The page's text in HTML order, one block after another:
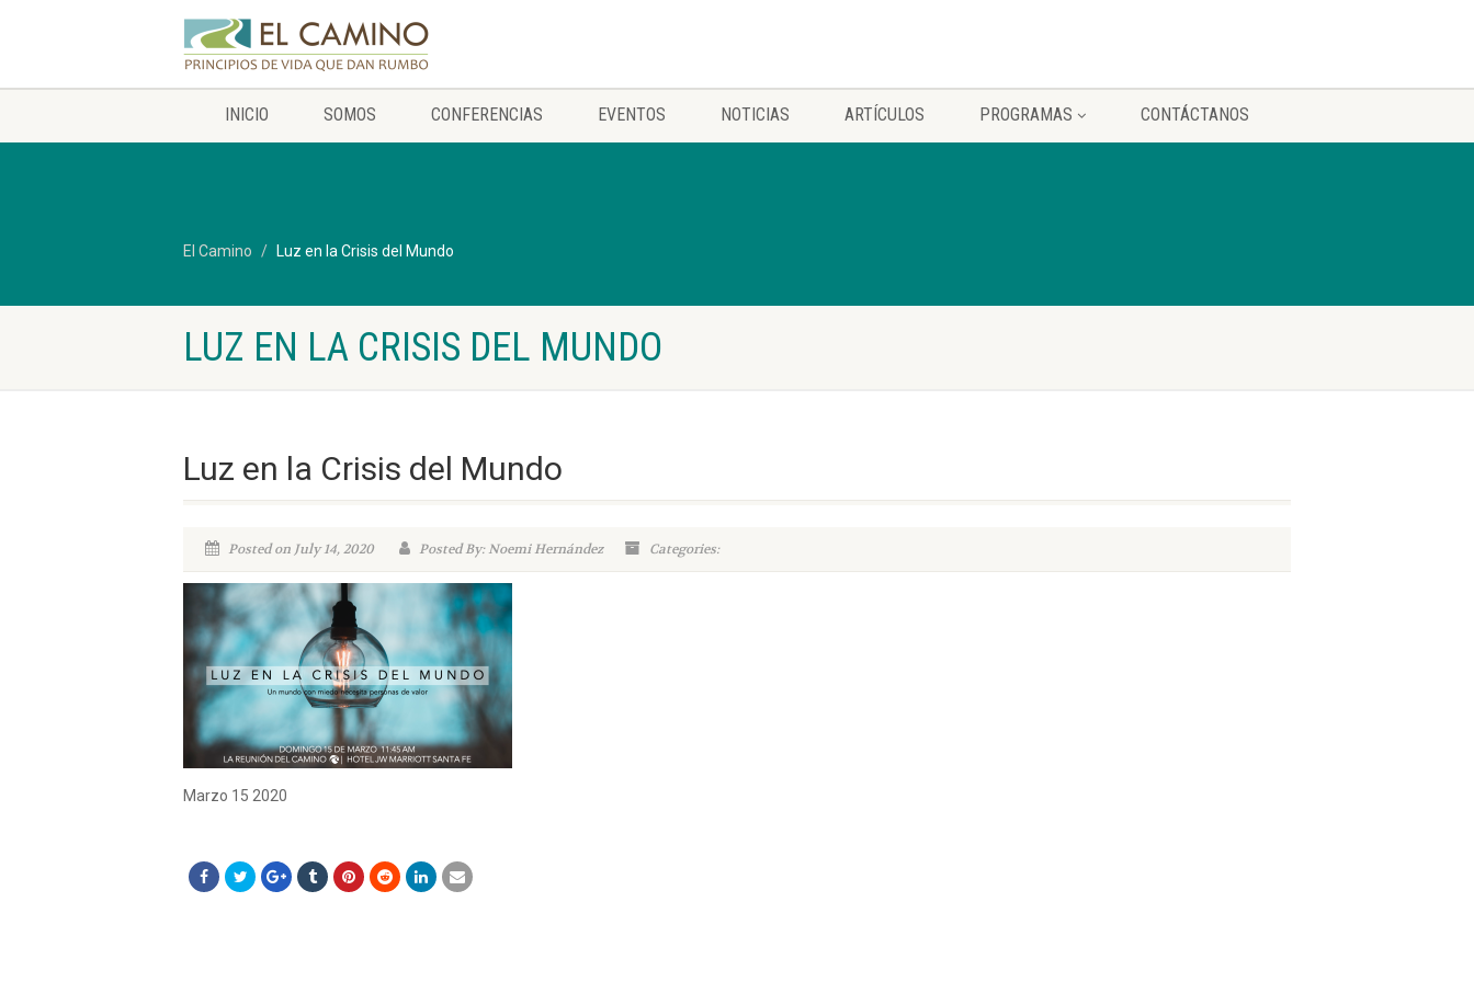
INICIO SOMOS CONFERENCIAS EVENTOS NOTICIAS ARTÍCULOS PROGRAMAS CONTÁCTANOS
El Camino Luz en la Crisis del Mundo
LUZ EN LA CRISIS DEL MUNDO
Luz en la Crisis del Mundo
Posted on July 14, 2020 Posted By: Noemi Hernández Categories:
Marzo 15 2020